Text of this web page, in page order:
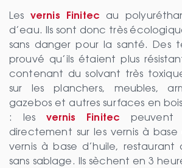
Les vernis Finitec au
d’eau. Ils sont donc très
sans danger pour la santé. Des
prouvé qu’ils étaient plus
contenant du solvant très
sur les planchers, meubles,
gazebos et autres surfaces en
: les vernis Finitec peuvent
directement sur les vernis à base
vernis à base d’huile, restaurant
sans sablage. Ils sèchent en 3